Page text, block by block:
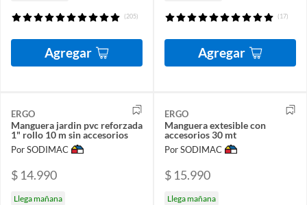
(205)
Agregar
(17)
Agregar
ERGO
Manguera jardin pvc reforzada
1" rollo 10 m sin accesorios
Por SODIMAC
$ 14.990
Llega mañana
ERGO
Manguera extesible con
accesorios 30 mt
Por SODIMAC
$ 15.990
Llega mañana